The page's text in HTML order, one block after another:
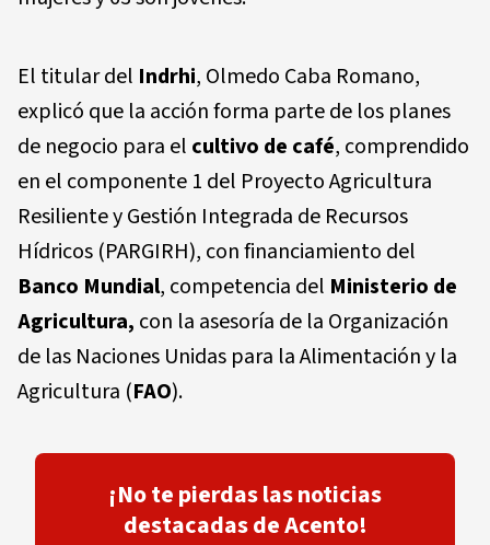
El titular del Indrhi, Olmedo Caba Romano,
explicó que la acción forma parte de los planes
de negocio para el cultivo de café, comprendido
en el componente 1 del Proyecto Agricultura
Resiliente y Gestión Integrada de Recursos
Hídricos (PARGIRH), con financiamiento del
Banco Mundial, competencia del Ministerio de
Agricultura, con la asesoría de la Organización
de las Naciones Unidas para la Alimentación y la
Agricultura (FAO).
¡No te pierdas las noticias
destacadas de Acento!